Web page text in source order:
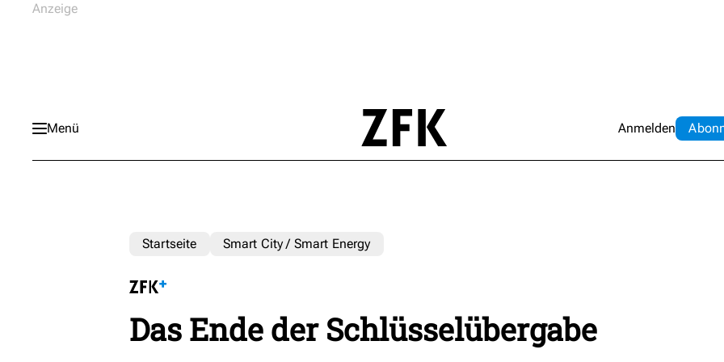
Menü Anmelden Abo
Startseite Smart City / Smart Energy
Das Ende der Schlüsselübergabe